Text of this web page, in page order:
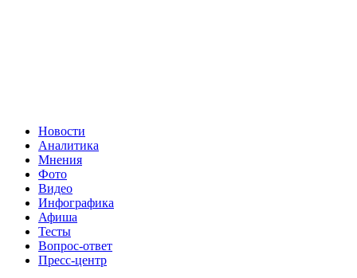
Новости
Аналитика
Мнения
Фото
Видео
Инфографика
Афиша
Тесты
Вопрос-ответ
Пресс-центр